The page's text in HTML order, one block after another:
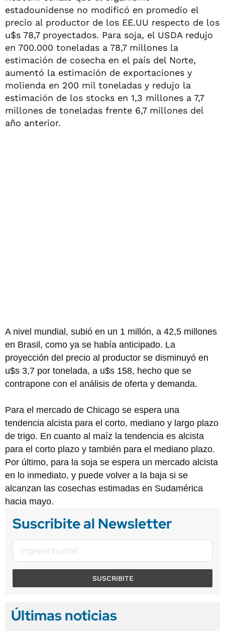
estadounidense no modificó en promedio el
precio al productor de los EE.UU respecto de los
u$s 78,7 proyectados. Para soja, el USDA redujo
en 700.000 toneladas a 78,7 millones la
estimación de cosecha en el país del Norte,
aumentó la estimación de exportaciones y
molienda en 200 mil toneladas y redujo la
estimación de los stocks en 1,3 millones a 7,7
millones de toneladas frente 6,7 millones del
año anterior.
A nivel mundial, subió en un 1 millón, a 42,5 millones
en Brasil, como ya se había anticipado. La
proyección del precio al productor se disminuyó en
u$s 3,7 por tonelada, a u$s 158, hecho que se
contrapone con el análisis de oferta y demanda.
Para el mercado de Chicago se espera una
tendencia alcista para el corto, mediano y largo plazo
de trigo. En cuanto al maíz la tendencia es alcista
para el corto plazo y también para el mediano plazo.
Por último, para la soja se espera un mercado alcista
en lo inmediato, y puede volver a la baja si se
alcanzan las cosechas estimadas en Sudamérica
hacia mayo.
Suscribite al Newsletter
SUSCRIBITE
Últimas noticias